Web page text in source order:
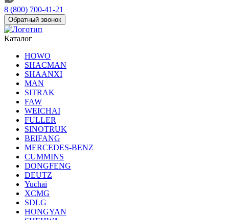
8 (800) 700-41-21
Обратный звонок
Каталог
HOWO
SHACMAN
SHAANXI
MAN
SITRAK
FAW
WEICHAI
FULLER
SINOTRUK
BEIFANG
MERCEDES-BENZ
CUMMINS
DONGFENG
DEUTZ
Yuchai
XCMG
SDLG
HONGYAN